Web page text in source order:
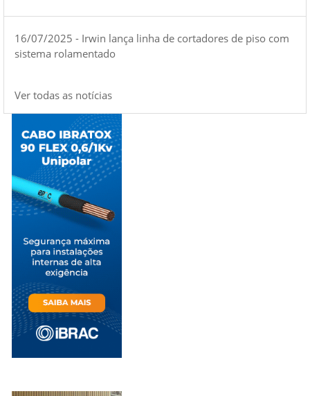
16/07/2025 - Irwin lança linha de cortadores de piso com
sistema rolamentado
Ver todas as notícias